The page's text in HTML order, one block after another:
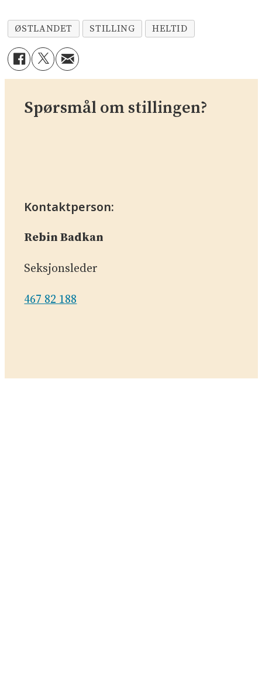
ØSTLANDET STILLING HELTID
Spørsmål om stillingen?
Kontaktperson:
Rebin Badkan
Seksjonsleder
467 82 188